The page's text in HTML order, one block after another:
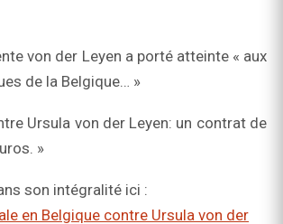
von der Leyen a porté atteinte « aux
de la Belgique… »
Ursula von der Leyen: un contrat de
»
son intégralité ici :
en Belgique contre Ursula von der